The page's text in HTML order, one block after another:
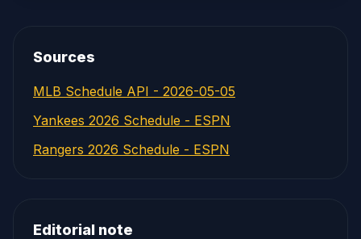
Sources
MLB Schedule API - 2026-05-05
Yankees 2026 Schedule - ESPN
Rangers 2026 Schedule - ESPN
Editorial note